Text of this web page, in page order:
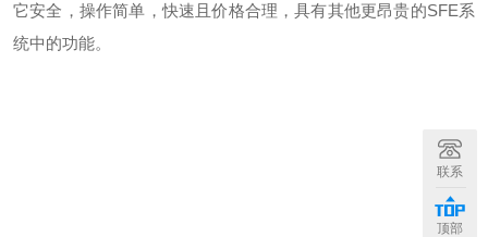
它安全，操作简单，快速且价格合理，具有其他更昂贵的SFE系
统中的功能。
技
术
参
联系
顶部